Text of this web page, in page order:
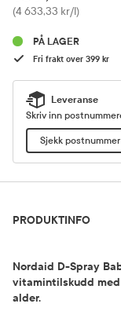
Pris
(4 633,33 kr/l)
PÅ LAGER
Fri frakt over 399 kr
Leveranse
Skriv inn
Sjekk postnummer
PRODUKTINFO
Nordaid D-Spray
vitamintilskudd med
alder.